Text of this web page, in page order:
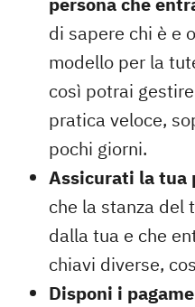
di sapere chi è e
modello per la
così potrai
pratica veloce,
pochi giorni.
Assicurati la tua
che la stanza del
dalla tua e che
chiavi diverse,
Disponi i